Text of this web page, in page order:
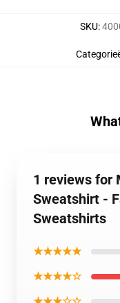
SKU:
1 reviews for
Sweatshirt -
Sweatshirts
★★★★★
★★★★☆